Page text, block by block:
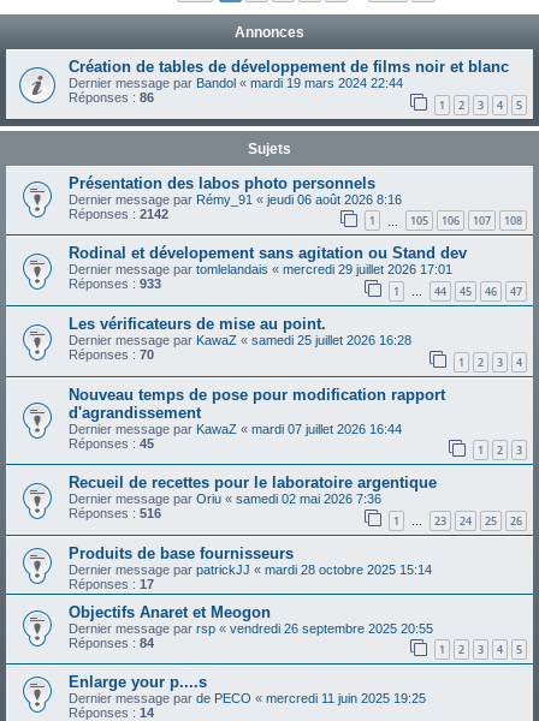
Annonces
Création de tables de développement de films noir et blanc
Dernier message par Bandol « mardi 19 mars 2024 22:44
Réponses : 86 1 2 3 4 5
Sujets
Présentation des labos photo personnels
Dernier message par Rémy_91 « jeudi 06 août 2026 8:16
Réponses : 2142 1 105 106 107 108
Rodinal et dévelopement sans agitation ou Stand dev
Dernier message par tomlelandais « mercredi 29 juillet 2026 17:01
Réponses : 933 1 … 44 45 46 47
Les vérificateurs de mise au point.
Dernier message par KawaZ « samedi 25 juillet 2026 16:28
Réponses : 70 1 2 3 4
Nouveau temps de pose pour modification rapport
d'agrandissement
Dernier message par KawaZ « mardi 07 juillet 2026 16:44
Réponses : 45 1 2 3
Recueil de recettes pour le laboratoire argentique
Dernier message par Oriu « samedi 02 mai 2026 7:36
Réponses : 516 1 … 23 24 25 26
Produits de base fournisseurs
Dernier message par patrickJJ « mardi 28 octobre 2025 15:14
Réponses : 17
Objectifs Anaret et Meogon
Dernier message par rsp « vendredi 26 septembre 2025 20:55
Réponses : 84 1 2 3 4 5
Enlarge your p....s
Dernier message par de PECO « mercredi 11 juin 2025 19:25
Réponses : 14